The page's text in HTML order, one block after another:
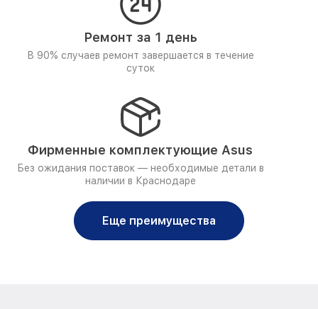
Ремонт за 1 день
В 90% случаев ремонт завершается в течение
суток
Фирменные комплектующие Asus
Без ожидания поставок — необходимые детали в
наличии в Краснодаре
Еще преимущества